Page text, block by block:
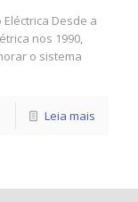
Desde a
nos 1990,
o sistema
Leia mais